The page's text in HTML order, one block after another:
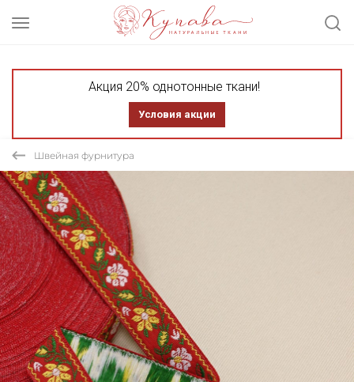
Акция 20% однотонные ткани!
Условия акции
Швейная фурнитура